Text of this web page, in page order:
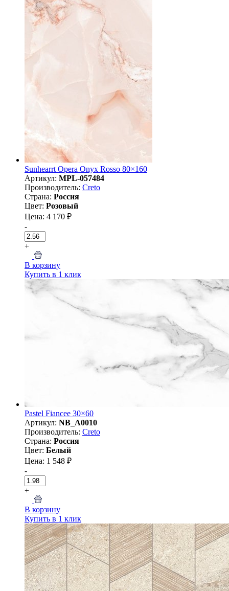
Sunhearrt Opera Onyx Rosso 80×160
Артикул: MPL-057484
Производитель: Creto
Страна: Россия
Цвет: Розовый
Цена: 4 170 ₽
-
+
В корзину
Купить в 1 клик
Pastel Fiancee 30×60
Артикул: NB_A0010
Производитель: Creto
Страна: Россия
Цвет: Белый
Цена: 1 548 ₽
-
+
В корзину
Купить в 1 клик